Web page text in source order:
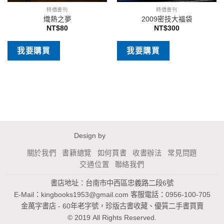
特價書刊
熾熱之夢
NT$80
我要購買
特價書刊
2009密技大福袋
NT$300
我要購買
Design by
關於我們 書籍總覽 如何買書 收書辦法
常見問題
交通位置
聯絡我們
書店地址：台南市中西區忠義路二段6號
E-Mail： kingbooks1953@gmail.com 客服電話：0956-100-705
金萬字書店 - 60年老字號，珍版古書收藏、優質二手書買賣
© 2019 All Rights Reserved.